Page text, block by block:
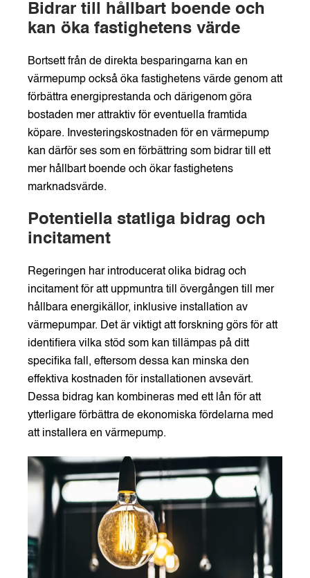
Bidrar till hållbart boende och
kan öka fastighetens värde
Bortsett från de direkta besparingarna kan en
värmepump också öka fastighetens värde genom att
förbättra energiprestanda och därigenom göra
bostaden mer attraktiv för eventuella framtida
köpare. Investeringskostnaden för en värmepump
kan därför ses som en förbättring som bidrar till ett
mer hållbart boende och ökar fastighetens
marknadsvärde.
Potentiella statliga bidrag och
incitament
Regeringen har introducerat olika bidrag och
incitament för att uppmuntra till övergången till mer
hållbara energikällor, inklusive installation av
värmepumpar. Det är viktigt att forskning görs för att
identifiera vilka stöd som kan tillämpas på ditt
specifika fall, eftersom dessa kan minska den
effektiva kostnaden för installationen avsevärt.
Dessa bidrag kan kombineras med ett lån för att
ytterligare förbättra de ekonomiska fördelarna med
att installera en värmepump.